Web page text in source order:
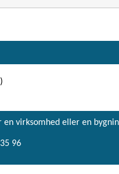
virksomhed eller en
96